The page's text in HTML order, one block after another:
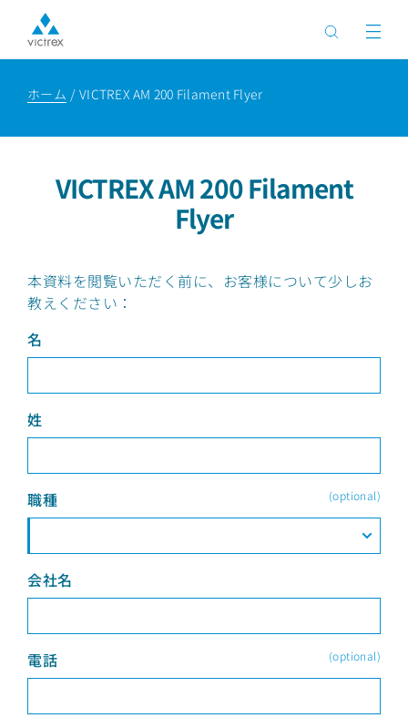
ホーム VICTREX AM 200 Filament Flyer
VICTREX AM 200 Filament
Flyer
本資料を閲覧いただく前に、お客様について少しお
教えください：
名
姓
職種 (optional)
会社名
電話 (optional)